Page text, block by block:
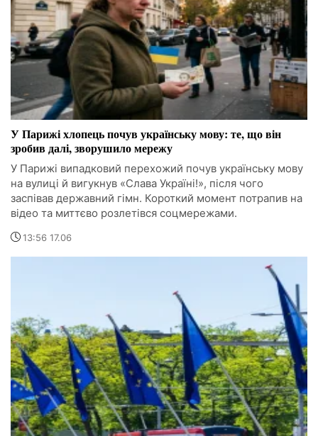
У Парижі хлопець почув українську мову: те, що він
зробив далі, зворушило мережу
У Парижі випадковий перехожий почув українську мову
на вулиці й вигукнув «Слава Україні!», після чого
заспівав державний гімн. Короткий момент потрапив на
відео та миттєво розлетівся соцмережами.
13:56 17.06